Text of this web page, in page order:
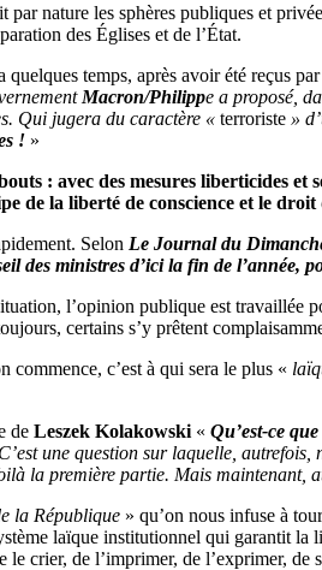
par nature les sphères publiques et
des Églises et de l’État.
temps, après avoir été reçus par
Macron/Philippe a proposé,
Qui jugera du caractère « terroriste »
! »
: avec des mesures liberticides
de la liberté de conscience et le
Selon Le Journal du
des ministres d’ici la fin de l’année,
l’opinion publique est travaillée
certains s’y prêtent
commence, c’est à qui sera le plus «
de Leszek Kolakowski « Qu’est-ce
une question sur laquelle,
la première partie. Mais maintenant,
la République » qu’on nous infuse à
laïque institutionnel qui garantit
crier, de l’imprimer, de l’exprimer, de